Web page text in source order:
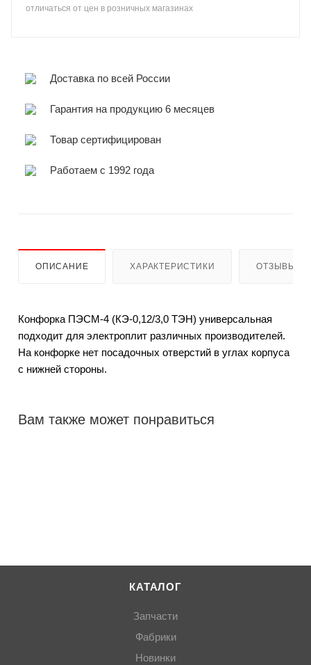
отличаться от цен в розничных магазинах
Доставка по всей России
Гарантия на продукцию 6 месяцев
Товар сертифицирован
Работаем с 1992 года
ОПИСАНИЕ ХАРАКТЕРИСТИКИ ОТЗЫВЫ
Конфорка ПЭСМ-4 (КЭ-0,12/3,0 ТЭН) универсальная
подходит для электроплит различных производителей.
На конфорке нет посадочных отверстий в углах корпуса
с нижней стороны.
Вам также может понравиться
КАТАЛОГ
Запчасти
Фабрики
Новинки